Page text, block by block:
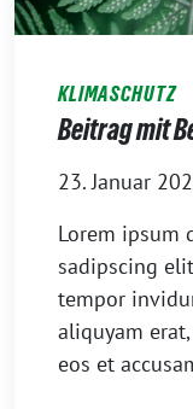
KLIMASCHUTZ
Beitrag mit
23. Januar
Lorem ipsum
sadipscing
tempor
aliquyam
eos et